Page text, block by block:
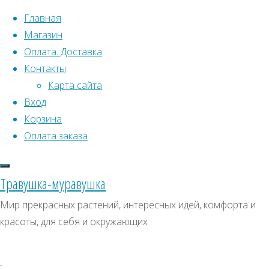
Перейти к содержимому
Главная
Магазин
Оплата. Доставка
Контакты
Карта сайта
Вход
Корзина
Оплата заказа
Травушка-муравушка
Мир прекрасных растений, интересных идей, комфорта и
красоты, для себя и окружающих
Что искать:
Поиск
Нагейя
(Nageia)
Нагейя
Искать:
СКИДКИ, АКЦИИ
Категории магазина